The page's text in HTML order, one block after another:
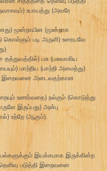
உபாயத்து (அவரே
மூன்றாயின (மூன்றாக
படி அருளி) உரையவே
பசு (பசுவாகிய
மாற்றிய (மாற்றி அமைத்து)
இறைவனை அடைவதற்கான
உணர்வதை) நல்கும் (கொடுத்து
இருப்பது) அன்பு
உற்றே (ஆகும்).
இயக்கமாக இருக்கின்ற
படுத்தி இறைவனை